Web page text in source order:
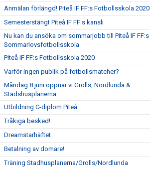
Anmälan förlängd! Piteå IF FF:s Fotbollsskola 2020
Semesterstängt Piteå IF FF:s kansli
Nu kan du ansöka om sommarjobb till Piteå IF FF:s
Sommarlovsfotbollsskola
Piteå IF FF:s Fotbollsskola 2020
Varför ingen publik på fotbollsmatcher?
Måndag 8 juni öppnar vi Grolls, Nordlunda &
Stadshusplanerna
Utbildning C-diplom Piteå
Tråkiga besked!
Dreamstarhäftet
Betalning av domare!
Träning Stadhusplanerna/Grolls/Nordlunda